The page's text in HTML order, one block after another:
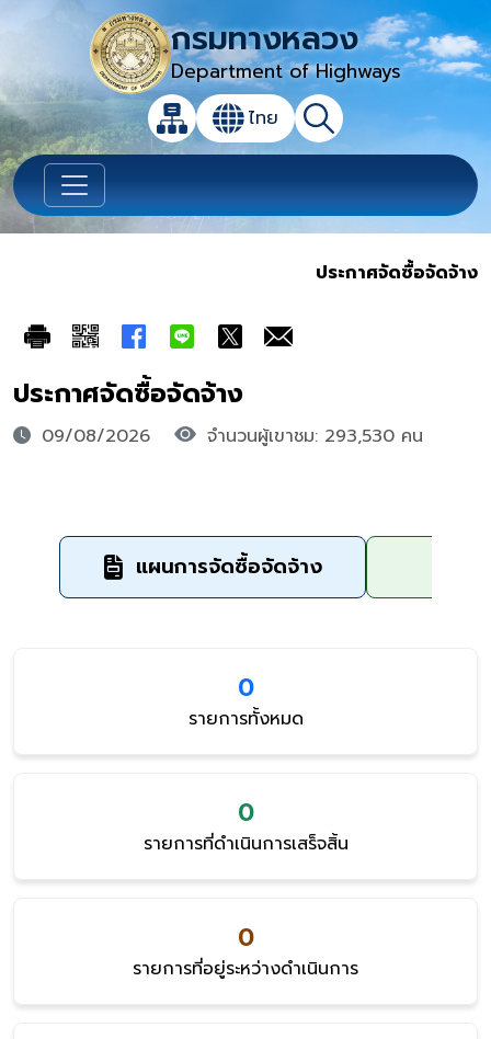
กรมทางหลวง
Department of Highways
แผนผังเว็บไซต์
เปลี่ยนภาษา
ไทย ค้นหา
เปิดกล่องค้นหาข้อมูลหลักของเว็บไซต์
ประกาศจัดซื้อจัดจ้าง
ประกาศจัดซื้อจัดจ้าง
09/08/2026 จำนวนผู้เขาชม: 293,530 คน
แผนการจัดซื้อจัดจ้าง
0
รายการทั้งหมด
0
รายการที่ดำเนินการเสร็จสิ้น
0
รายการที่อยู่ระหว่างดำเนินการ